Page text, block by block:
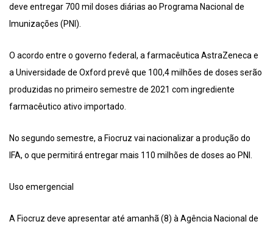
deve entregar 700 mil doses diárias ao Programa Nacional de
Imunizações (PNI).
O acordo entre o governo federal, a farmacêutica AstraZeneca e
a Universidade de Oxford prevê que 100,4 milhões de doses serão
produzidas no primeiro semestre de 2021 com ingrediente
farmacêutico ativo importado.
No segundo semestre, a Fiocruz vai nacionalizar a produção do
IFA, o que permitirá entregar mais 110 milhões de doses ao PNI.
Uso emergencial
A Fiocruz deve apresentar até amanhã (8) à Agência Nacional de